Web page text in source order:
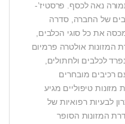
נאה לכסף. פרסטיז’-
של החברה, סדרה
את כל סוגי הכלבים,
המזונות אולטרה פרמיום
לכלבים ולחתולים,
רכיבים מובחרים
טיפוליים מגיע
לבעיות רפואיות של
המזונות הסופר